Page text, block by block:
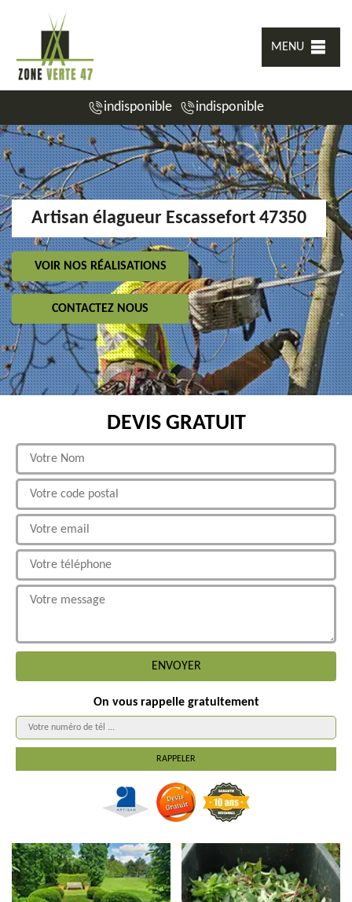
MENU
indisponible indisponible
Artisan élagueur Escassefort 47350
VOIR NOS RÉALISATIONS
CONTACTEZ NOUS
DEVIS GRATUIT
On vous rappelle gratuitement